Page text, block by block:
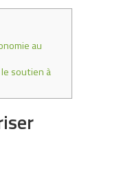
au
soutien à